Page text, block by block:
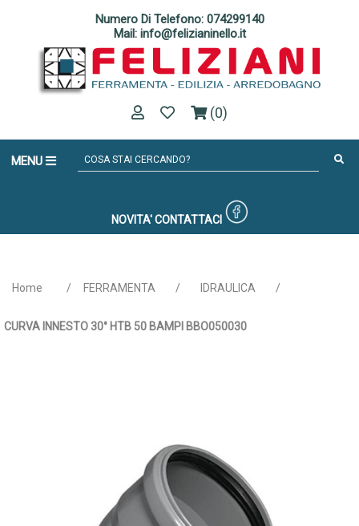
Numero Di Telefono: 074299140
Mail: info@felizianinello.it
(0)
MENU
NOVITA' CONTATTACI
Home / FERRAMENTA / IDRAULICA /
CURVA INNESTO 30° HTB 50 BAMPI BBO050030